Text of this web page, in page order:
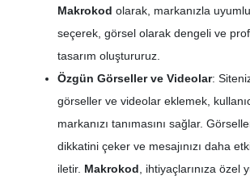
Makrokod olarak, markanızla
seçerek, görsel olarak dengeli ve
tasarım oluştururuz.
Özgün Görseller ve Videolar:
görseller ve videolar eklemek,
markanızı tanımasını sağlar.
dikkatini çeker ve mesajınızı daha
iletir. Makrokod , ihtiyaçlarınıza özel